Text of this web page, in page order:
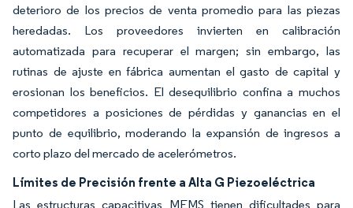
deterioro de los precios de venta promedio para las piezas
heredadas. Los proveedores invierten en calibración
automatizada para recuperar el margen; sin embargo, las
rutinas de ajuste en fábrica aumentan el gasto de capital y
erosionan los beneficios. El desequilibrio confina a muchos
competidores a posiciones de pérdidas y ganancias en el
punto de equilibrio, moderando la expansión de ingresos a
corto plazo del mercado de acelerómetros.
Límites de Precisión frente a Alta G Piezoeléctrica
Las estructuras capacitivas MEMS tienen dificultades para